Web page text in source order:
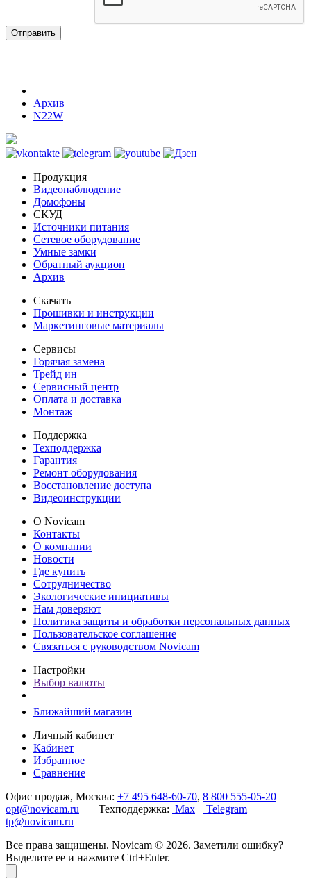
Отправить
Архив
N22W
Продукция
Видеонаблюдение
Домофоны
СКУД
Источники питания
Сетевое оборудование
Умные замки
Обратный аукцион
Архив
Скачать
Прошивки и инструкции
Маркетинговые материалы
Сервисы
Горячая замена
Трейд ин
Сервисный центр
Оплата и доставка
Монтаж
Поддержка
Техподдержка
Гарантия
Ремонт оборудования
Восстановление доступа
Видеоинструкции
О Novicam
Контакты
О компании
Новости
Где купить
Сотрудничество
Экологические инициативы
Нам доверяют
Политика защиты и обработки персональных данных
Пользовательское соглашение
Связаться с руководством Novicam
Настройки
Выбор валюты
Ближайший магазин
Личный кабинет
Кабинет
Избранное
Сравнение
Офис продаж, Москва: +7 495 648-60-70, 8 800 555-05-20
opt@novicam.ru Техподдержка: Max
Telegram
tp@novicam.ru
Все права защищены. Novicam © 2026. Заметили ошибку?
Выделите ее и нажмите Ctrl+Enter.